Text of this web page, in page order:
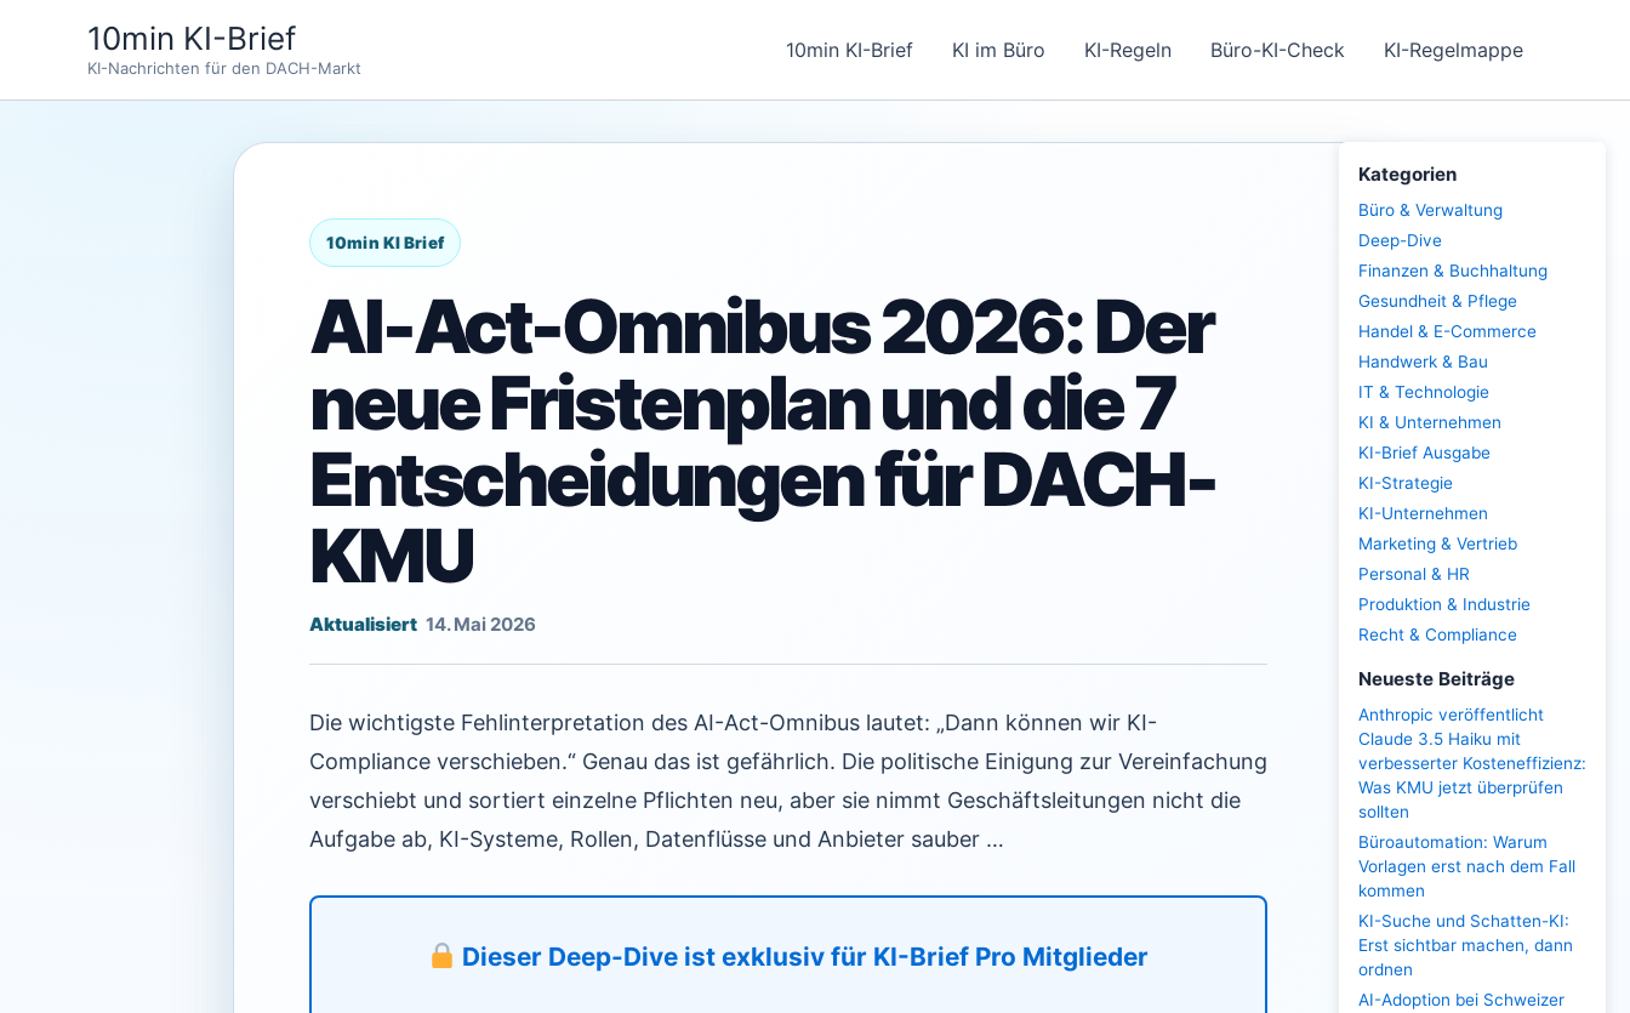
10min KI-Brief
KI-Nachrichten für den DACH-Markt
10min KI-Brief KI im Büro KI-Regeln Büro-KI-Check KI-Regelmappe
AI-Act-Omnibus 2026: Der
neue Fristenplan und die 7
Entscheidungen für DACH-
KMU
14. Mai 2026
Die wichtigste Fehlinterpretation des AI-Act-Omnibus lautet: „Dann können wir KI-
Compliance verschieben.“ Genau das ist gefährlich. Die politische Einigung zur Vereinfachung
verschiebt und sortiert einzelne Pflichten neu, aber sie nimmt Geschäftsleitungen nicht die
Aufgabe ab, KI-Systeme, Rollen, Datenflüsse und Anbieter sauber …
Dieser Deep-Dive ist exklusiv für KI-Brief Pro Mitglieder
Kategorien
Büro & Verwaltung
Deep-Dive
Finanzen & Buchhaltung
Gesundheit & Pflege
Handel & E-Commerce
Handwerk & Bau
IT & Technologie
KI & Unternehmen
KI-Brief Ausgabe
KI-Strategie
KI-Unternehmen
Marketing & Vertrieb
Personal & HR
Produktion & Industrie
Recht & Compliance
Neueste Beiträge
Anthropic veröffentlicht
Claude 3.5 Haiku mit
verbesserter Kosteneffizienz:
Was KMU jetzt überprüfen
sollten
Büroautomation: Warum
Vorlagen erst nach dem Fall
kommen
KI-Suche und Schatten-KI:
Erst sichtbar machen, dann
ordnen
AI-Adoption bei Schweizer